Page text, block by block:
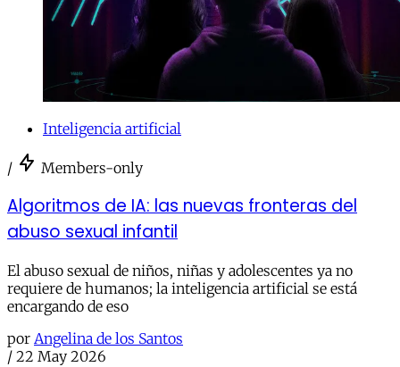
Inteligencia artificial
/ Members-only
Algoritmos de IA: las nuevas fronteras del
abuso sexual infantil
El abuso sexual de niños, niñas y adolescentes ya no
requiere de humanos; la inteligencia artificial se está
encargando de eso
por Angelina de los Santos
/ 22 May 2026